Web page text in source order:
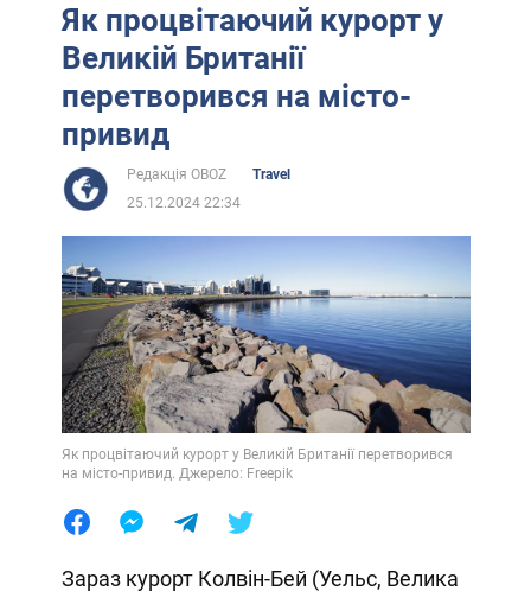
Як процвітаючий курорт у
Великій Британії
перетворився на місто-
привид
Редакція OBOZ
Travel
25.12.2024 22:34
Як процвітаючий курорт у Великій Британії перетворився
на місто-привид. Джерело: Freepik
Зараз курорт Колвін-Бей (Уельс, Велика